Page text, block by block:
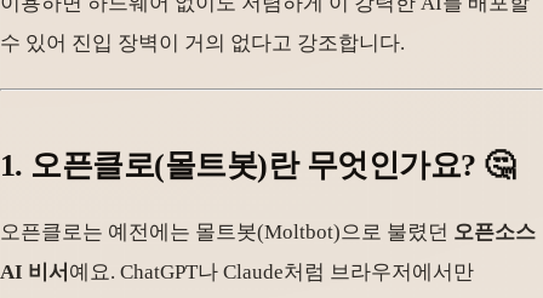
수 있어 진입 장벽이 거의 없다고 강조합니다.
1. 오픈클로(몰트봇)란 무엇인가요? 🤔
오픈클로는 예전에는 몰트봇(Moltbot)으로 불렸던 오픈소스
AI 비서 예요. ChatGPT나 Claude처럼 브라우저에서만